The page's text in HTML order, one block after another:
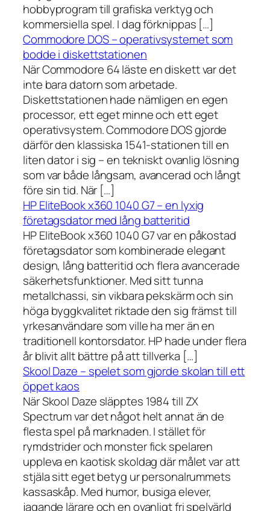
hobbyprogram till grafiska verktyg och
kommersiella spel. I dag förknippas […]
Commodore DOS – operativsystemet som
bodde i diskettstationen
När Commodore 64 läste en diskett var det
inte bara datorn som arbetade.
Diskettstationen hade nämligen en egen
processor, ett eget minne och ett eget
operativsystem. Commodore DOS gjorde
därför den klassiska 1541-stationen till en
liten dator i sig – en tekniskt ovanlig lösning
som var både långsam, avancerad och långt
före sin tid. När […]
HP EliteBook x360 1040 G7 – en lyxig
företagsdator med lång batteritid
HP EliteBook x360 1040 G7 var en påkostad
företagsdator som kombinerade elegant
design, lång batteritid och flera avancerade
säkerhetsfunktioner. Med sitt tunna
metallchassi, sin vikbara pekskärm och sin
höga byggkvalitet riktade den sig främst till
yrkesanvändare som ville ha mer än en
traditionell kontorsdator. HP hade under flera
år blivit allt bättre på att tillverka […]
Skool Daze – spelet som gjorde skolan till ett
öppet kaos
När Skool Daze släpptes 1984 till ZX
Spectrum var det något helt annat än de
flesta spel på marknaden. I stället för
rymdstrider och monster fick spelaren
uppleva en kaotisk skoldag där målet var att
stjäla sitt eget betyg ur personalrummets
kassaskåp. Med humor, busiga elever,
jagande lärare och en ovanligt fri spelvärld